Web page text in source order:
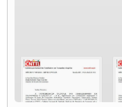
MODAL-LIVE#8 - Lideranças
O PAPEL DA ITF E FUTAC
ESCALA GLOBAL E DA
Modal-Live #6: Com
Ciências da Comunicação da